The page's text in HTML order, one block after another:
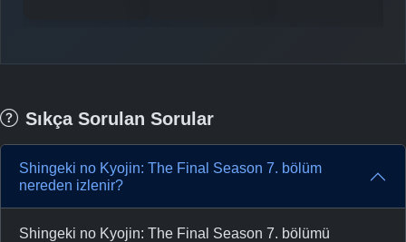
Sıkça Sorulan Sorular
Shingeki no Kyojin: The Final Season 7. bölüm
nereden izlenir?
Shingeki no Kyojin: The Final Season 7. bölümü